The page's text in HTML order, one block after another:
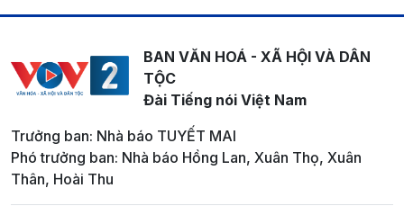
BAN VĂN HOÁ - XÃ HỘI VÀ DÂN
TỘC
Đài Tiếng nói Việt Nam
Trưởng ban: Nhà báo TUYẾT MAI
Phó trưởng ban: Nhà báo Hồng Lan, Xuân Thọ, Xuân
Thân, Hoài Thu